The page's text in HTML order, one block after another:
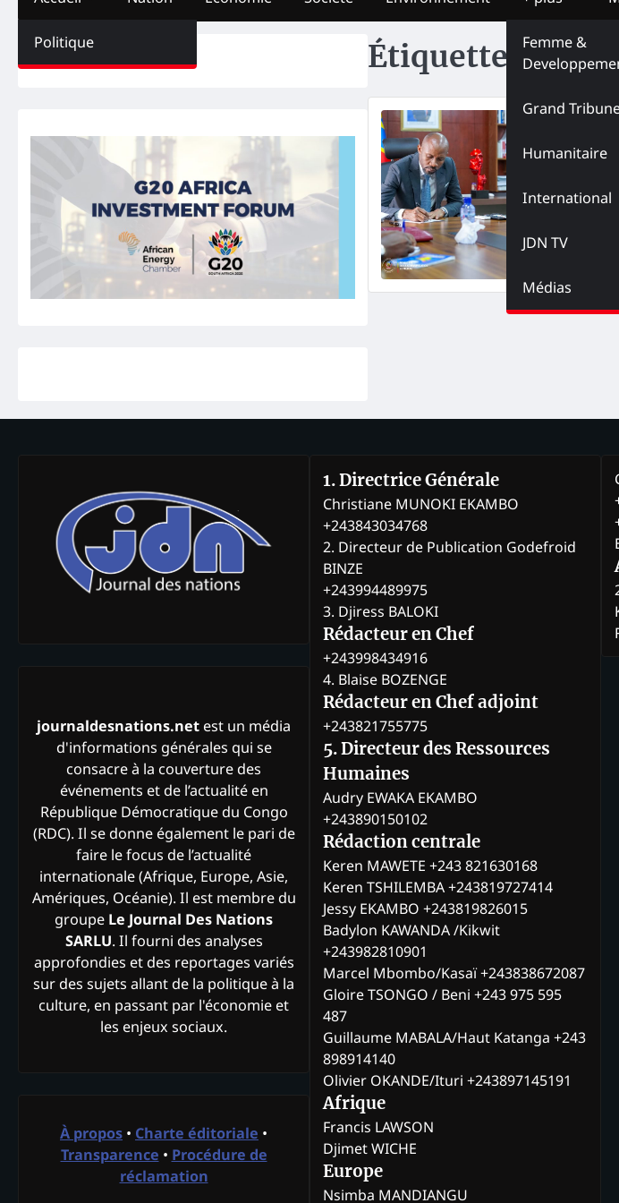
Politique
Femme &
Grand
Humanitaire
International
JDN TV
Médias
Étiquette :
journaldesnations.net est un média
d'informations générales qui se
consacre à la couverture des
événements et de l’actualité en
République Démocratique du Congo
(RDC). Il se donne également le pari de
faire le focus de l’actualité
internationale (Afrique, Europe, Asie,
Amériques, Océanie). Il est membre du
groupe Le Journal Des Nations
SARLU. Il fourni des analyses
approfondies et des reportages variés
sur des sujets allant de la politique à la
culture, en passant par l'économie et
les enjeux sociaux.
À propos • Charte éditoriale •
Transparence • Procédure de
réclamation
1. Directrice Générale
Christiane MUNOKI EKAMBO
+243843034768
2. Directeur de Publication Godefroid
BINZE
+243994489975
3. Djiress BALOKI
Rédacteur en Chef
+243998434916
4. Blaise BOZENGE
Rédacteur en Chef adjoint
+243821755775
5. Directeur des Ressources
Humaines
Audry EWAKA EKAMBO
+243890150102
Rédaction centrale
Keren MAWETE +243 821630168
Keren TSHILEMBA +243819727414
Jessy EKAMBO +243819826015
Badylon KAWANDA /Kikwit
+243982810901
Marcel Mbombo/Kasaï +243838672087
Gloire TSONGO / Beni +243 975 595
487
Guillaume MABALA/Haut Katanga +243
898914140
Olivier OKANDE/Ituri +243897145191
Afrique
Francis LAWSON
Djimet WICHE
Europe
Nsimba MANDIANGU